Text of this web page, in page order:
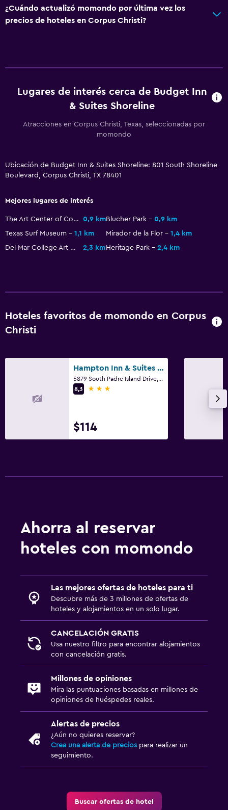
Piscina
¿Cuándo actualizó momondo por última vez los
precios de hoteles en Corpus Christi?
Lugares de interés cerca de Budget Inn
& Suites Shoreline
Atracciones en Corpus Christi, Texas, seleccionadas por
momondo
Ubicación de Budget Inn & Suites Shoreline: 801 South Shoreline
Boulevard, Corpus Christi, TX 78401
Mejores lugares de interés
The Art Center of Corpus Christi 0,9 kmBlucher Park
0,9 km
Texas Surf Museum
1,1 km Mirador de la Flor
1,4 km
Del Mar College Art Gallery
2,3 kmHeritage Park 2,4 km
Hoteles favoritos de momondo en Corpus
Christi
Hampton Inn & Suites Corpus Christi
8,3
3 estrellas
$114
Ahorra al reservar
hoteles con momondo
Las mejores ofertas de hoteles para ti
Descubre más de 3 millones de ofertas de
hoteles y alojamientos en un solo lugar.
CANCELACIÓN GRATIS
Usa nuestro filtro para encontrar alojamientos
con cancelación gratis.
Millones de opiniones
Mira las puntuaciones basadas en millones de
opiniones de huéspedes reales.
Alertas de precios
¿Aún no quieres reservar?
Crea una alerta de precios para realizar un
seguimiento.
Buscar ofertas de hotel